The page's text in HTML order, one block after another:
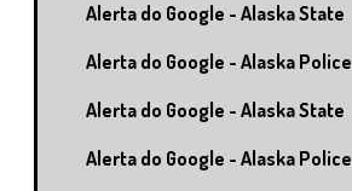
Alerta do Google - Alaska State
Alerta do Google - Alaska Police
Alerta do Google - Alaska State
Alerta do Google - Alaska Police